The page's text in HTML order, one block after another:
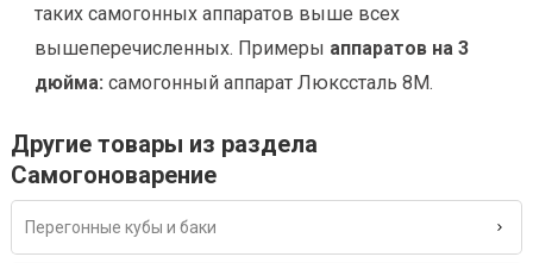
таких самогонных аппаратов выше всех
вышеперечисленных. Примеры аппаратов на 3
дюйма: самогонный аппарат Люкссталь 8М.
Другие товары из раздела
Самогоноварение
Перегонные кубы и баки